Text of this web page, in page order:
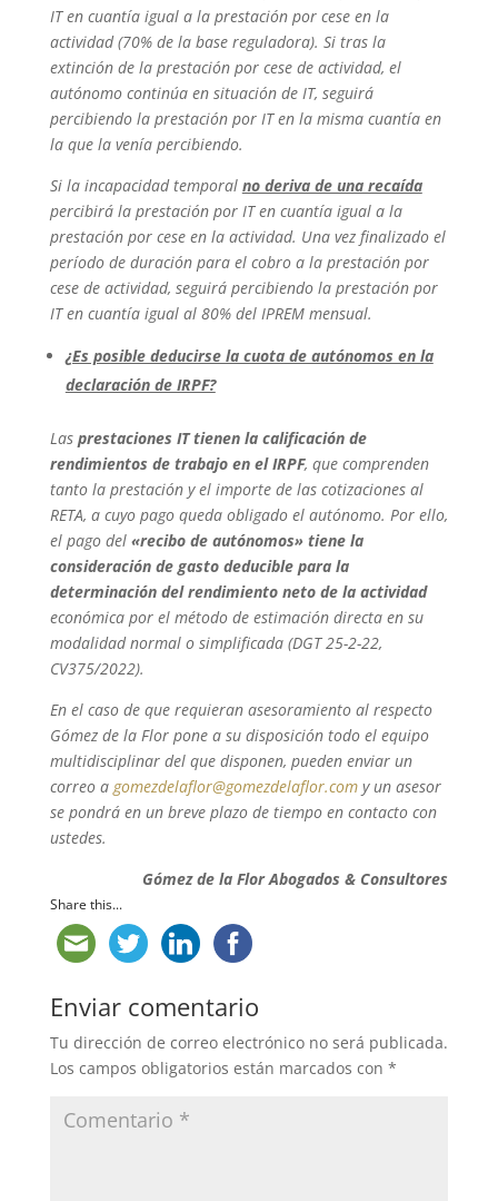
IT en cuantía igual a la prestación por cese en la
actividad (70% de la base reguladora). Si tras la
extinción de la prestación por cese de actividad, el
autónomo continúa en situación de IT, seguirá
percibiendo la prestación por IT en la misma cuantía en
la que la venía percibiendo.
Si la incapacidad temporal no deriva de una recaída
percibirá la prestación por IT en cuantía igual a la
prestación por cese en la actividad. Una vez finalizado el
período de duración para el cobro a la prestación por
cese de actividad, seguirá percibiendo la prestación por
IT en cuantía igual al 80% del IPREM mensual.
¿Es posible deducirse la cuota de autónomos en la
declaración de IRPF?
Las prestaciones IT tienen la calificación de
rendimientos de trabajo en el IRPF, que comprenden
tanto la prestación y el importe de las cotizaciones al
RETA, a cuyo pago queda obligado el autónomo. Por ello,
el pago del «recibo de autónomos» tiene la
consideración de gasto deducible para la
determinación del rendimiento neto de la actividad
económica por el método de estimación directa en su
modalidad normal o simplificada (DGT 25-2-22,
CV375/2022).
En el caso de que requieran asesoramiento al respecto
Gómez de la Flor pone a su disposición todo el equipo
multidisciplinar del que disponen, pueden enviar un
correo a gomezdelaflor@gomezdelaflor.comy un asesor
se pondrá en un breve plazo de tiempo en contacto con
ustedes.
Gómez de la Flor Abogados & Consultores
Share this...
Enviar comentario
Tu dirección de correo electrónico no será publicada.
Los campos obligatorios están marcados con *